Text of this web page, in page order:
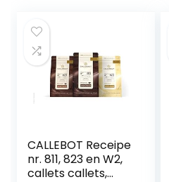
CALLEBOT Receipe
nr. 811, 823 en W2,
callets callets,